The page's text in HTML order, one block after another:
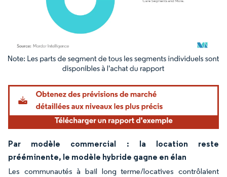
Image © Mordor Intelligence. La réutilisation nécessite une attribution sous CC BY
Par modèle commercial : la location reste
prééminente, le modèle hybride gagne en élan
Les communautés à bail long terme/locatives contrôlaient